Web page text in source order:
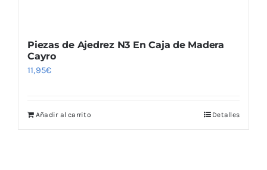
Piezas de Ajedrez N3 En Caja de Madera
Cayro
11,95€
Añadir al carrito Detalles